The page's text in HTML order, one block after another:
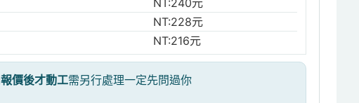
NT:240元
NT:228元
NT:216元
報價後才動工需另行處理一定先問過你